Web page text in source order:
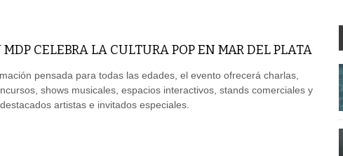
CELEBRA LA CULTURA POP EN MAR DEL PLATA
pensada para todas las edades, el evento ofrecerá charlas,
shows musicales, espacios interactivos, stands comerciales y
artistas e invitados especiales.